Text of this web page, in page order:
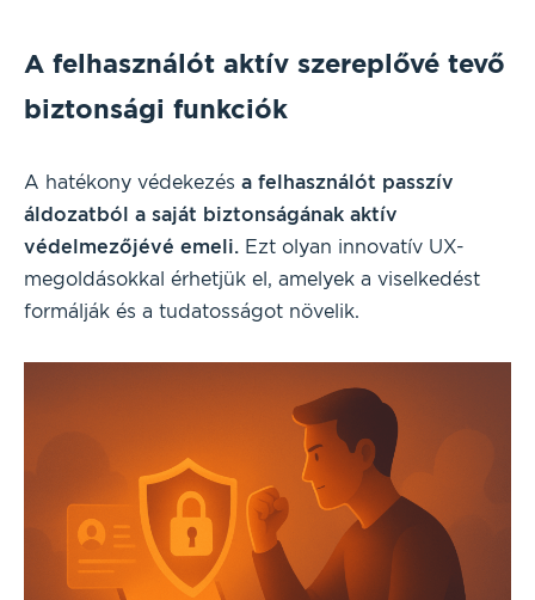
A felhasználót aktív szereplővé tevő
biztonsági funkciók
A hatékony védekezés a felhasználót passzív
áldozatból a saját biztonságának aktív
védelmezőjévé emeli. Ezt olyan innovatív UX-
megoldásokkal érhetjük el, amelyek a viselkedést
formálják és a tudatosságot növelik.